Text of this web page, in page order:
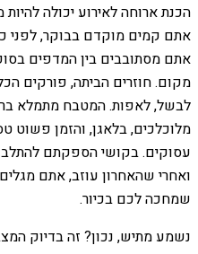
הכנת ארוחה לאירוע יכולה
אתם קמים מוקדם בבוקר, לפני
אתם מסתובבים בין המדפים
מקום. חוזרים הביתה, פורקים
לבשל, לאפות. המטבח מתמלא
מלוכלכים, בלאגן, והזמן פשוט
עסוקים. בקושי הספקתם
ואחרי שהאחרון עוזב, אתם
שמחכה לכם בכיור.
נשמע מתיש, נכון? זה בדיוק